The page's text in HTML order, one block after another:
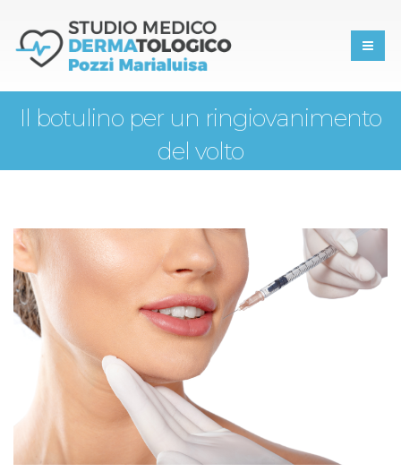
Il botulino per un ringiovanimento
del volto